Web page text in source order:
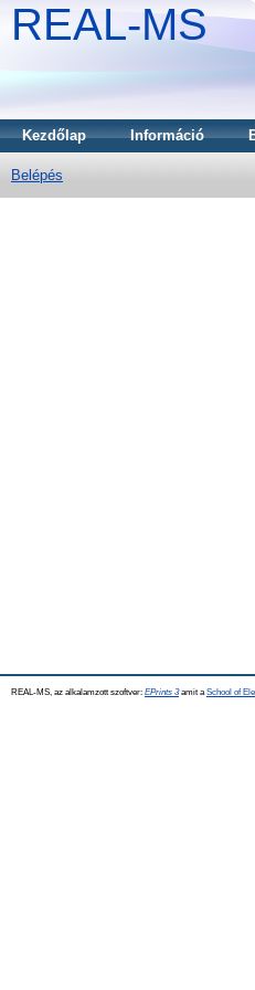
REAL-MS
Kezdőlap Információ
Belépés
REAL-MS, az alkalamzott szoftver: EPrints 3amit a School of